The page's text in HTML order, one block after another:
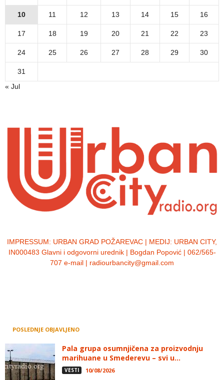
10 11 12 13 14 15 16
17 18 19 20 21 22 23
24 25 26 27 28 29 30
31
« Jul
IMPRESSUM: URBAN GRAD POŽAREVAC | MEDIJ: URBAN CITY,
IN000483 Glavni i odgovorni urednik | Bogdan Popović | 062/565-
707 e-mail | radiourbancity@gmail.com
POSLEDNJE OBJAVLJENO
Pala grupa osumnjičena za proizvodnju
marihuane u Smederevu – svi u...
VESTI 10/08/2026